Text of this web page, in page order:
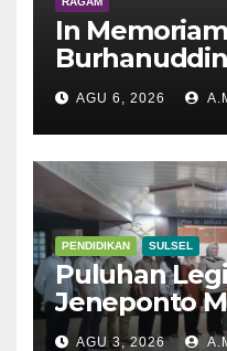
In
AGU 6, 2026
PENDIDIKAN SULSEL
Puluhan
Jeneponto
Disdik Sulsel
AGU 3, 2026